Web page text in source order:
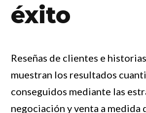
éxito
Reseñas de clientes e
muestran los resultados
conseguidos mediante las
negociación y venta a medida